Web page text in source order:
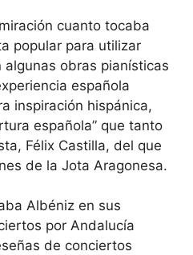
cuanto tocaba
popular para utilizar
obras pianísticas
española
inspiración hispánica,
española” que tanto
Félix Castilla, del que
de la Jota Aragonesa.
Albéniz en sus
por Andalucía
de conciertos